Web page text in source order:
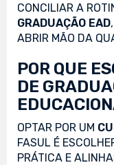
CONCILIAR A
GRADUAÇÃO EAD
ABRIR MÃO DA
POR QUE
DE
OPTAR POR UM
FASUL É
PRÁTICA E